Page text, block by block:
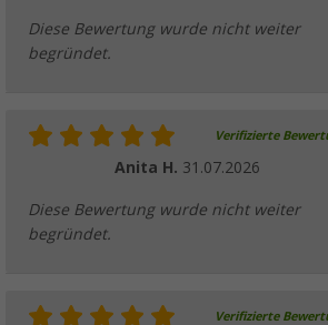
Diese Bewertung wurde nicht weiter
begründet.
Verifizierte
Anita H. 31.07.2026
Diese Bewertung wurde nicht weiter
begründet.
Verifizierte